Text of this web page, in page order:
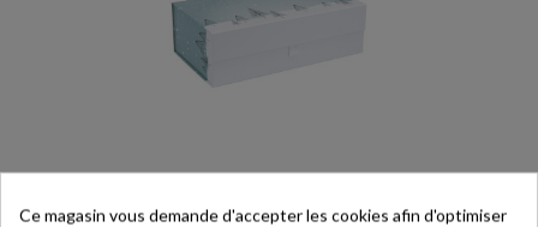
X 22 X 12 Cm
Ce magasin vous demande d'accepter les cookies afin d'optimiser